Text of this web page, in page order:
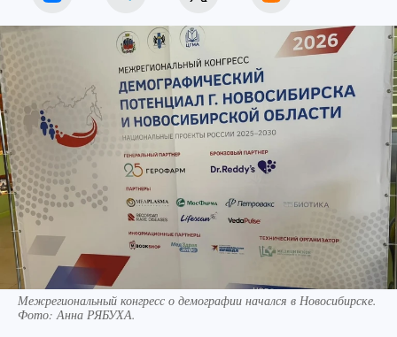
Межрегиональный конгресс о демографии начался в Новосибирске.
Фото:Анна РЯБУХА.